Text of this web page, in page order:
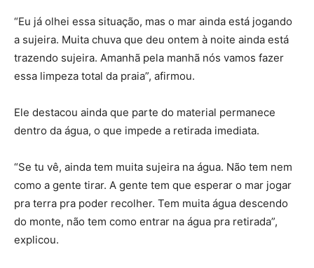
“Eu já olhei essa situação, mas o mar ainda está jogando
a sujeira. Muita chuva que deu ontem à noite ainda está
trazendo sujeira. Amanhã pela manhã nós vamos fazer
essa limpeza total da praia”, afirmou.
Ele destacou ainda que parte do material permanece
dentro da água, o que impede a retirada imediata.
“Se tu vê, ainda tem muita sujeira na água. Não tem nem
como a gente tirar. A gente tem que esperar o mar jogar
pra terra pra poder recolher. Tem muita água descendo
do monte, não tem como entrar na água pra retirada”,
explicou.